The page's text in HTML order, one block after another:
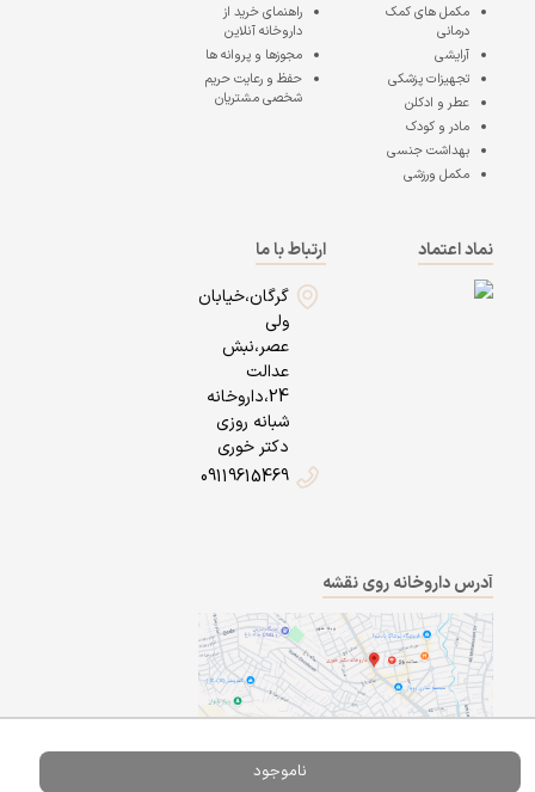
ناموجود
مکمل های کمک
درمانی
آرایشی
تجهیزات پزشکی
عطر و ادکلن
مادر و کودک
بهداشت جنسی
مکمل ورزشی
راهنمای خرید از
داروخانه آنلاین
مجوزها و پروانه ها
حفظ و رعایت حریم
شخصی مشتریان
نماد اعتماد
ارتباط با ما
گرگان،خیابان
ولی
عصر،نبش
عدالت
24،داروخانه
شبانه روزی
دکتر خوری
09119615469
آدرس داروخانه روی نقشه